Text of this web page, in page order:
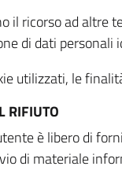
il ricorso ad
di dati personali
utilizzati, le
RIFIUTO
è libero di
di materiale